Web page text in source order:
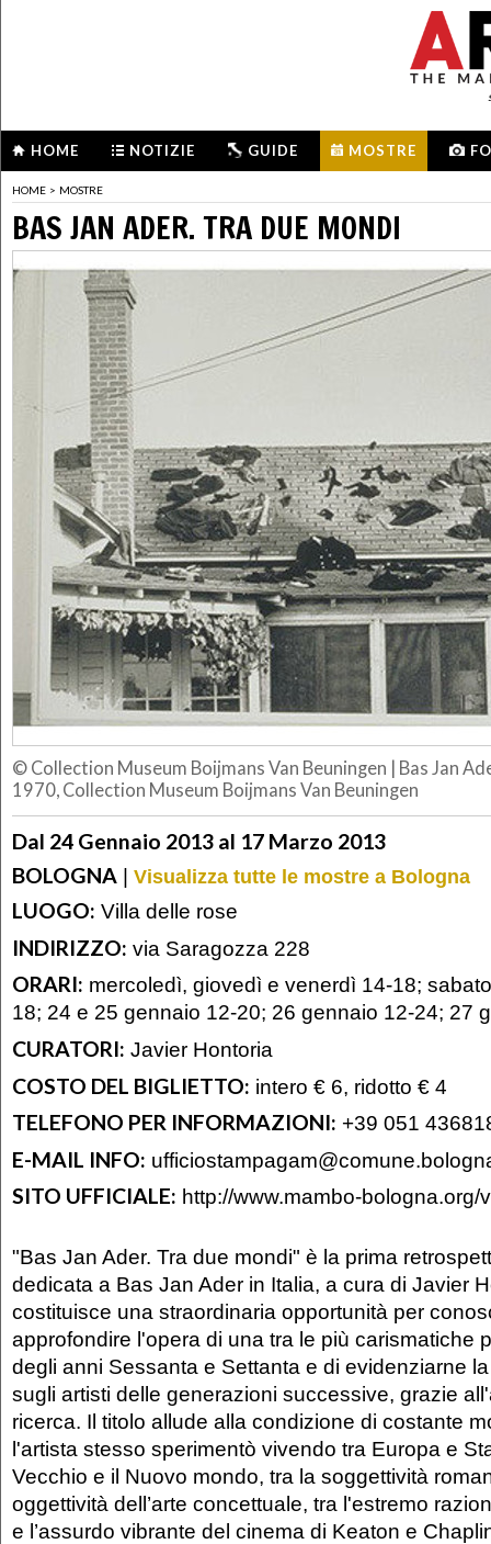
HOME NOTIZIE GUIDE MOSTRE
HOME > MOSTRE
BAS JAN ADER. TRA DUE MONDI
© Collection Museum Boijmans Van Beuningen
Bas Jan
1970, Collection Museum Boijmans Van Beuningen
Dal 24 Gennaio 2013 al 17 Marzo 2013
BOLOGNA | Visualizza tutte le mostre a Bologna
LUOGO: Villa delle rose
INDIRIZZO: via Saragozza 228
ORARI: mercoledì, giovedì e venerdì 14-18;
18; 24 e 25 gennaio 12-20; 26 gennaio 12-24; 27
CURATORI: Javier Hontoria
COSTO DEL BIGLIETTO: intero € 6, ridotto € 4
TELEFONO PER INFORMAZIONI: +39 051
E-MAIL INFO:
SITO UFFICIALE: http://www.mambo-bologna.org/
"Bas Jan Ader. Tra due mondi" è la prima
dedicata a Bas Jan Ader in Italia, a cura di Javier
costituisce una straordinaria opportunità per
approfondire l'opera di una tra le più carismatiche
degli anni Sessanta e Settanta e di evidenziarne
sugli artisti delle generazioni successive, grazie
ricerca. Il titolo allude alla condizione di costante
l'artista stesso sperimentò vivendo tra Europa e
Vecchio e il Nuovo mondo, tra la soggettività
oggettività dell’arte concettuale, tra l'estremo
e l’assurdo vibrante del cinema di Keaton e